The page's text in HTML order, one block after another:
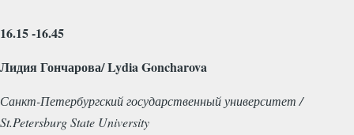
16.15 -16.45
Лидия Гончарова/ Lydia Goncharova
Санкт-Петербургский государственный университет /
St.Petersburg State University